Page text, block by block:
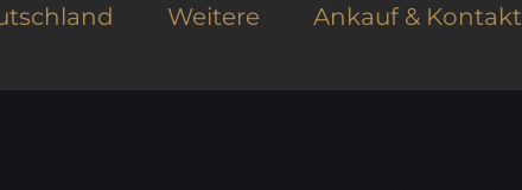
Weitere Ankauf & Kontakt